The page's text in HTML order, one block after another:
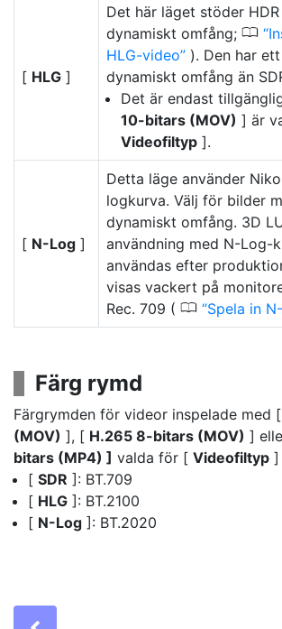
[ HLG ]
Det här läget stöder
dynamiskt omfång; 0
HLG-video
). Den har
dynamiskt omfång än
Det är endast
10-bitars (MOV) ] är
Videofiltyp ].
[ N-Log ]
Detta läge använder
logkurva. Välj för bilder
dynamiskt omfång. 3D
användning med N-Log-
användas efter
visas vackert på
Rec. 709 ( 0 Spela in
Färg rymd
Färgrymden för videor inspelade med [
(MOV) ], [ H.265 8-bitars (MOV) ]
bitars (MP4) ] valda för [ Videofiltyp ]
[ SDR ]: BT.709
[ HLG ]: BT.2100
[ N-Log ]: BT.2020